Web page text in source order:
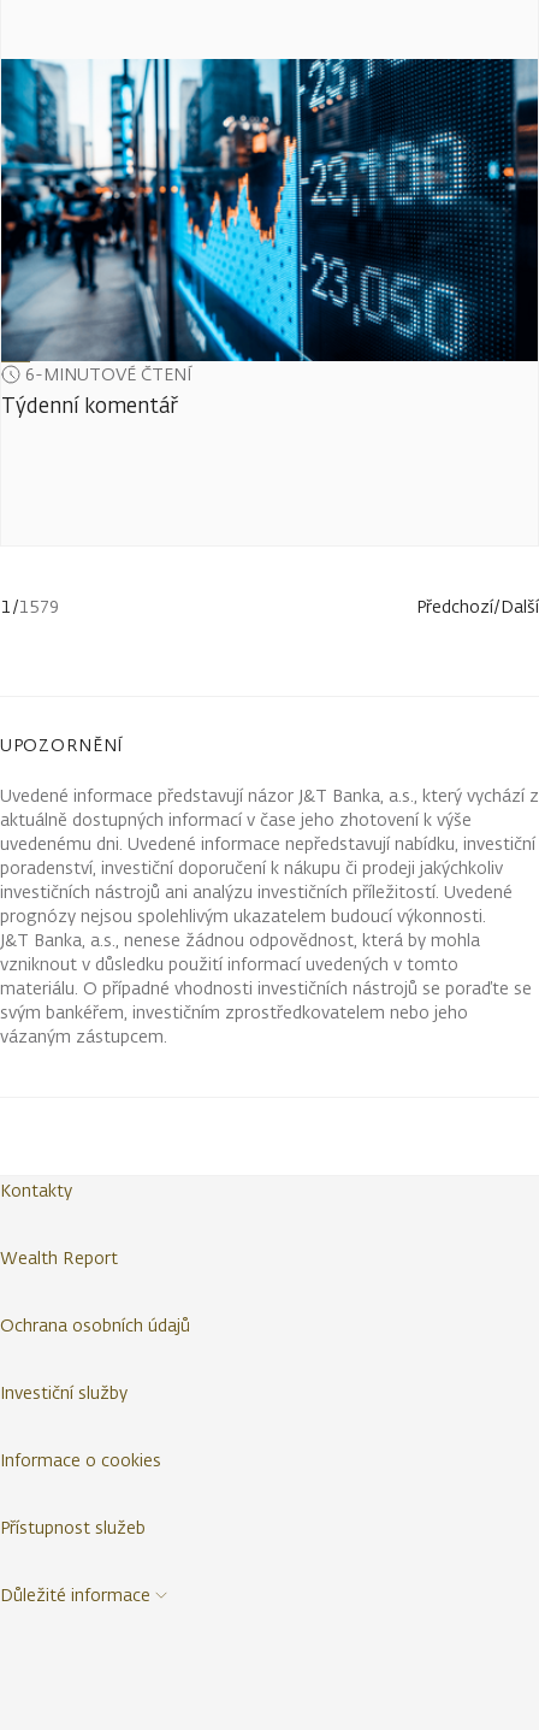
6-MINUTOVÉ ČTENÍ
Týdenní komentář
1/1579 Předchozí/Další
UPOZORNĚNÍ
Uvedené informace představují názor J&T Banka, a.s., který vychází z
aktuálně dostupných informací v čase jeho zhotovení k výše
uvedenému dni. Uvedené informace nepředstavují nabídku, investiční
poradenství, investiční doporučení k nákupu či prodeji jakýchkoliv
investičních nástrojů ani analýzu investičních příležitostí. Uvedené
prognózy nejsou spolehlivým ukazatelem budoucí výkonnosti.
J&T Banka, a.s., nenese žádnou odpovědnost, která by mohla
vzniknout v důsledku použití informací uvedených v tomto
materiálu. O případné vhodnosti investičních nástrojů se poraďte se
svým bankéřem, investičním zprostředkovatelem nebo jeho
vázaným zástupcem.
Kontakty
Wealth Report
Ochrana osobních údajů
Investiční služby
Informace o cookies
Přístupnost služeb
Důležité informace